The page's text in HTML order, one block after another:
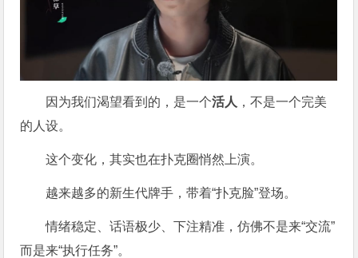
因为我们渴望看到的，是一个活人 ，不是一个完美
的人设。
这个变化，其实也在扑克圈悄然上演。
越来越多的新生代牌手，带着“扑克脸”登场。
情绪稳定、话语极少、下注精准，仿佛不是来“交流”
而是来“执行任务”。